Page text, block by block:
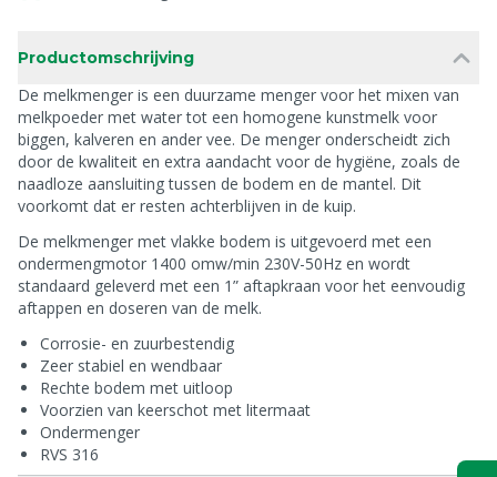
Productomschrijving
De melkmenger is een duurzame menger voor het mixen van
melkpoeder met water tot een homogene kunstmelk voor
biggen, kalveren en ander vee. De menger onderscheidt zich
door de kwaliteit en extra aandacht voor de hygiëne, zoals de
naadloze aansluiting tussen de bodem en de mantel. Dit
voorkomt dat er resten achterblijven in de kuip.
De melkmenger met vlakke bodem is uitgevoerd met een
ondermengmotor 1400 omw/min 230V-50Hz en wordt
standaard geleverd met een 1” aftapkraan voor het eenvoudig
aftappen en doseren van de melk.
Corrosie- en zuurbestendig
Zeer stabiel en wendbaar
Rechte bodem met uitloop
Voorzien van keerschot met litermaat
Ondermenger
RVS 316